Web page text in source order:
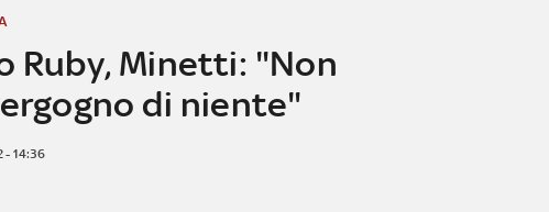
Ruby, Minetti: "Non
di niente"
- 14:36